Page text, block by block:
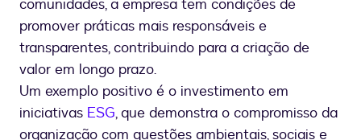
comunidades, a empresa tem condições de
promover práticas mais responsáveis e
transparentes, contribuindo para a criação de
valor em longo prazo.
Um exemplo positivo é o investimento em
iniciativas ESG, que demonstra o compromisso da
organização com questões ambientais, sociais e